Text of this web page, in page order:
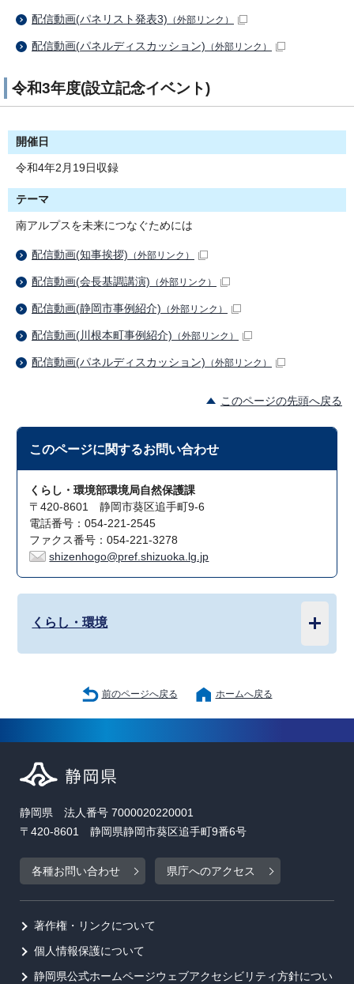
配信動画(パネリスト発表3) （外部リンク）
配信動画(パネルディスカッション) （外部リンク）
令和3年度(設立記念イベント)
開催日
令和4年2月19日収録
テーマ
南アルプスを未来につなぐためには
配信動画(知事挨拶) （外部リンク）
配信動画(会長基調講演) （外部リンク）
配信動画(静岡市事例紹介) （外部リンク）
配信動画(川根本町事例紹介) （外部リンク）
配信動画(パネルディスカッション) （外部リンク）
このページの先頭へ戻る
このページに関するお問い合わせ
くらし・環境部環境局自然保護課
〒420-8601 静岡市葵区追手町9-6
電話番号：054-221-2545
ファクス番号：054-221-3278
shizenhogo@pref.shizuoka.lg.jp
くらし・環境
前のページへ戻る ホームへ戻る
静岡県 法人番号 7000020220001
〒420-8601 静岡県静岡市葵区追手町9番6号
各種お問い合わせ 県庁へのアクセス
著作権・リンクについて
個人情報保護について
静岡県公式ホームページウェブアクセシビリティ方針につい